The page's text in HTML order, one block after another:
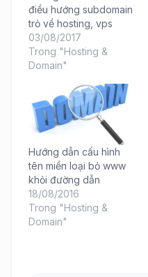
điều hướng subdomain
trỏ về hosting, vps
03/08/2017
Trong "Hosting &
Domain"
Hướng dẫn cấu hình
tên miền loại bỏ www
khỏi đường dẫn
18/08/2016
Trong "Hosting &
Domain"